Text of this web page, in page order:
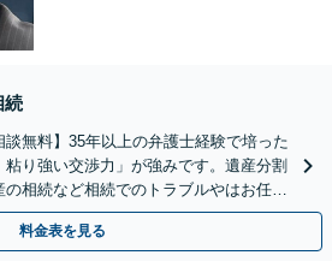
続
談無料】35年以上の弁護士経験で培った
粘り強い交渉力」が強みです。遺産分割
相続など相続でのトラブルやはお任せ
ど生前対策にも注力
料金表を見る